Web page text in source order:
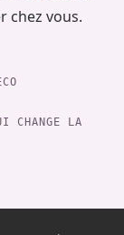
chez vous.
CHANGE LA